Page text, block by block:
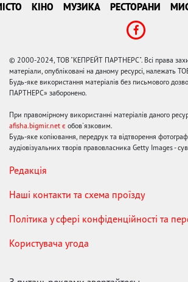
КІНО МУЗИКА РЕСТОРАНИ
© 2000-2024, ТОВ "КЕПРЕЙТ ПАРТНЕРС". Всі права
матеріали, опубліковані на даному ресурсі,
Будь-яке використання матеріалів без письмового
ПАРТНЕРС» заборонено.
При правомірному використанні матеріалів даного
afisha.bigmir.net є обов'язковим.
Будь-яке копіювання, передрук та відтворення
аудіовізуальних творів правовласника Getty Images -
Редакція
Наші контакти та схема проїзду
Політика у сфері конфіденційності та
Користувача угода